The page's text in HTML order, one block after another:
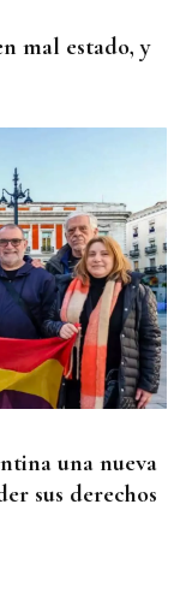
mal estado, y
una nueva
sus derechos